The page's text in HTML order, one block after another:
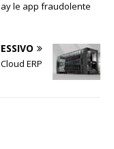
le app fraudolente
ERP